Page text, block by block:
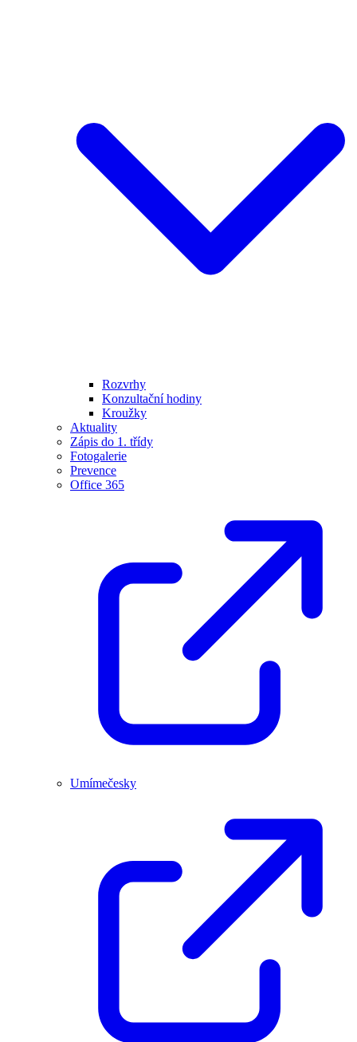
Rozvrhy
Konzultační hodiny
Kroužky
Aktuality
Zápis do 1. třídy
Fotogalerie
Prevence
Office 365
Umímečesky